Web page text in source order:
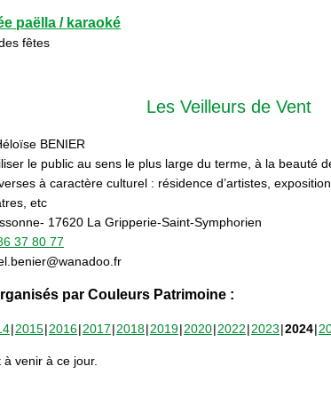
paëlla / karaoké
fêtes
Les Veilleurs de Vent
BENIER
le public au sens le plus large du terme, à la beauté
à caractère culturel : résidence d’artistes,
etc
17620 La Gripperie-Saint-Symphorien
37 80 77
par Couleurs Patrimoine :
2015 2016 2017 2018 2019 2020 2022 2023 2024
venir à ce jour.